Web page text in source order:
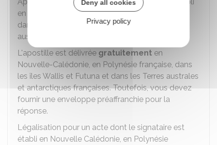
en Nouvelle Calédonie, en Polynésie française,
dans les îles Wallis et Futuna ou dans les Terres
australes et antarctiques françaises
L'apostille est délivrée gratuitement en
Nouvelle-Calédonie, en Polynésie française, dans
les îles Wallis et Futuna et dans les Terres australes
et antarctiques françaises. Toutefois, vous devez
fournir une enveloppe préaffranchie pour la
réponse.
Légalisation pour un acte dont le signataire est
établi en Nouvelle Calédonie, en Polynésie
Deny all cookies
Privacy policy